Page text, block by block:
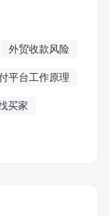
外贸收款风险
平台工作原理
买家